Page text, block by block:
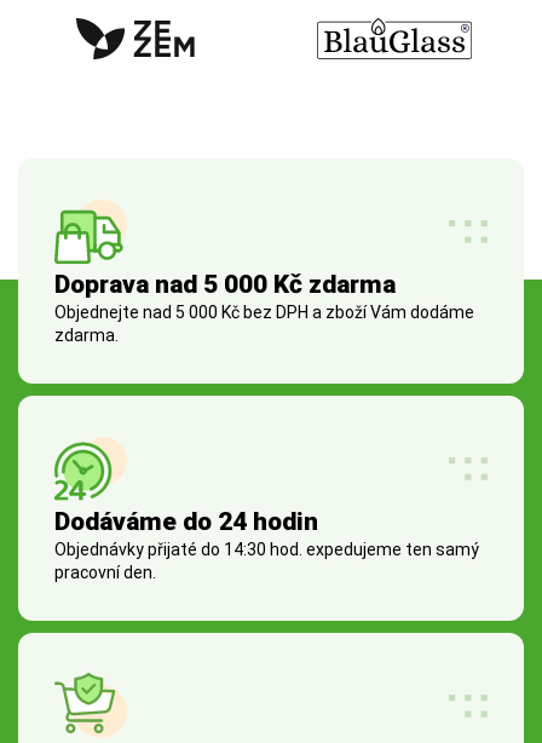
Doprava nad 5 000 Kč zdarma
Objednejte nad 5 000 Kč bez DPH a zboží Vám dodáme
zdarma.
Dodáváme do 24 hodin
Objednávky přijaté do 14:30 hod. expedujeme ten samý
pracovní den.